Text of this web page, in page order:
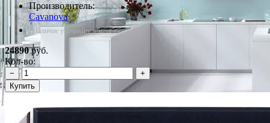
Производитель:
Cavanova
*Наличие уточняйте у менеджера
24890руб.
Кол-во:
−
+
Купить